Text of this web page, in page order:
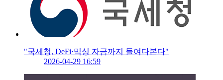
"국세청, DeFi·믹싱 자금까지 들여다본다"
2026-04-29 16:59